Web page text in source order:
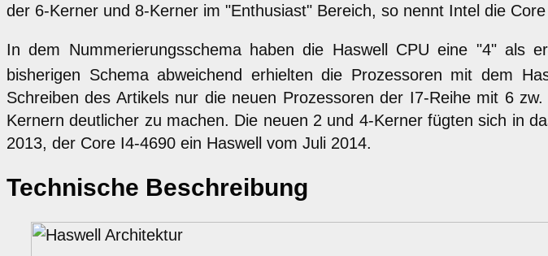
der 6-Kerner und 8-Kerner im "Enthusiast" Bereich, so nennt Intel die
In dem Nummerierungsschema haben die Haswell CPU eine "4" als
bisherigen Schema abweichend erhielten die Prozessoren mit dem
Schreiben des Artikels nur die neuen Prozessoren der I7-Reihe mit 6
Kernern deutlicher zu machen. Die neuen 2 und 4-Kerner fügten sich in
2013, der Core I4-4690 ein Haswell vom Juli 2014.
Technische Beschreibung